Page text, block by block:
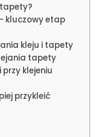
kluczowy etap
kleju i tapety
tapety
klejeniu
przykleić